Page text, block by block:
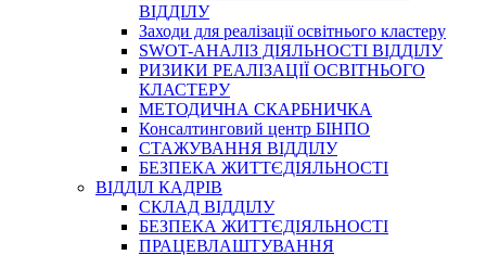
ВІДДІЛУ
Заходи для реалізації освітнього кластеру
SWOT-АНАЛІЗ ДІЯЛЬНОСТІ ВІДДІЛУ
РИЗИКИ РЕАЛІЗАЦІЇ ОСВІТНЬОГО
КЛАСТЕРУ
МЕТОДИЧНА СКАРБНИЧКА
Консалтинговий центр БІНПО
СТАЖУВАННЯ ВІДДІЛУ
БЕЗПЕКА ЖИТТЄДІЯЛЬНОСТІ
ВІДДІЛ КАДРІВ
СКЛАД ВІДДІЛУ
БЕЗПЕКА ЖИТТЄДІЯЛЬНОСТІ
ПРАЦЕВЛАШТУВАННЯ